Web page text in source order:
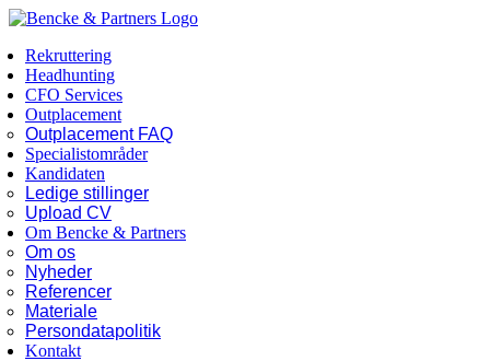
Skip
content
Facebook
LinkedIn
Rekruttering
Headhunting
CFO Services
Outplacement
Outplacement FAQ
Specialistområder
Kandidaten
Ledige stillinger
Upload CV
Om Bencke & Partners
Om os
Nyheder
Referencer
Materiale
Persondatapolitik
Kontakt